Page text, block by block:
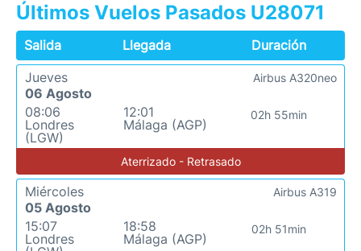
Últimos Vuelos Pasados U28071
Salida Llegada
Duración
Jueves
06 Agosto
08:06
Londres
(LGW)
12:01
Málaga (AGP)
02h 55min
Airbus A320neo
Aterrizado - Retrasado
Miércoles
05 Agosto
15:07
Londres
18:58
Málaga (AGP)
02h 51min
Airbus A319